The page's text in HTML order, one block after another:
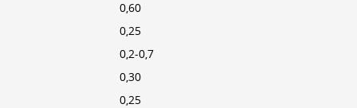
0,60
0,25
0,2-0,7
0,30
0,25